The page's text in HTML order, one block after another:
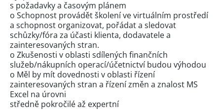
s požadavky a časovým plánem
o Schopnost provádět školení ve virtuálním prostředí
a schopnost organizovat, pořádat a sledovat
schůzky/fóra za účasti klienta, dodavatele a
zainteresovaných stran.
o Zkušenosti v oblasti sdílených finančních
služeb/nákupních operací/účetnictví budou výhodou
o Měl by mít dovednosti v oblasti řízení
zainteresovaných stran a řízení změn a znalost MS
Excel na úrovni
středně pokročilé až expertní